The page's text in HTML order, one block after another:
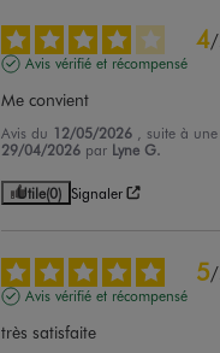
4/
Avis vérifié et récompensé
Me convient
Avis du 12/05/2026
, suite à
29/04/2026 par Lyne G.
Utile(0) Signaler
5/
Avis vérifié et récompensé
très satisfaite